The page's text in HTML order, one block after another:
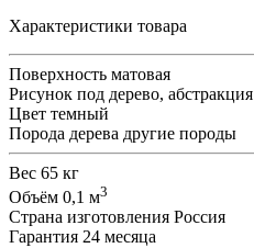
Характеристики товара
Поверхность матовая
Рисунок под дерево, абстракция
Цвет темный
Порода дерева другие породы
Вес 65 кг
Объём 0,1 м3
Страна изготовления Россия
Гарантия 24 месяца